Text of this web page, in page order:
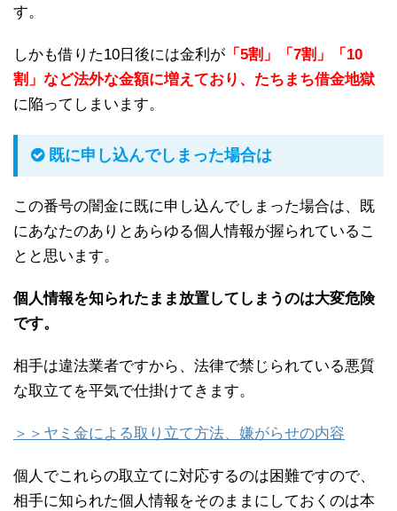
す。
しかも借りた10日後には金利が 「5割」「7割」「10
割」など法外な金額に増えており、たちまち借金地獄
に陥ってしまいます。
既に申し込んでしまった場合は
この番号の闇金に既に申し込んでしまった場合は、既
にあなたのありとあらゆる個人情報が握られているこ
とと思います。
個人情報を知られたまま放置してしまうのは大変危険
です。
相手は違法業者ですから、法律で禁じられている悪質
な取立てを平気で仕掛けてきます。
＞＞ヤミ金による取り立て方法、嫌がらせの内容
個人でこれらの取立てに対応するのは困難ですので、
相手に知られた個人情報をそのままにしておくのは本